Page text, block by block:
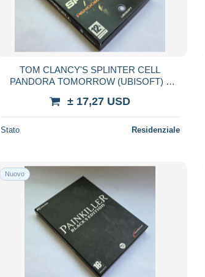
TOM CLANCY'S SPLINTER CELL
PANDORA TOMORROW (UBISOFT) 4
± 17,27 USD
Stato Residenziale
Nuovo